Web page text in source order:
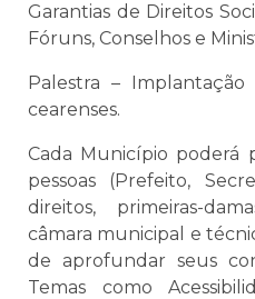
Garantias de Direitos
Fóruns, Conselhos e
Palestra –
cearenses.
Cada Município poderá
pessoas (Prefeito,
direitos, primeiras-
câmara municipal e
de aprofundar seus
Temas como